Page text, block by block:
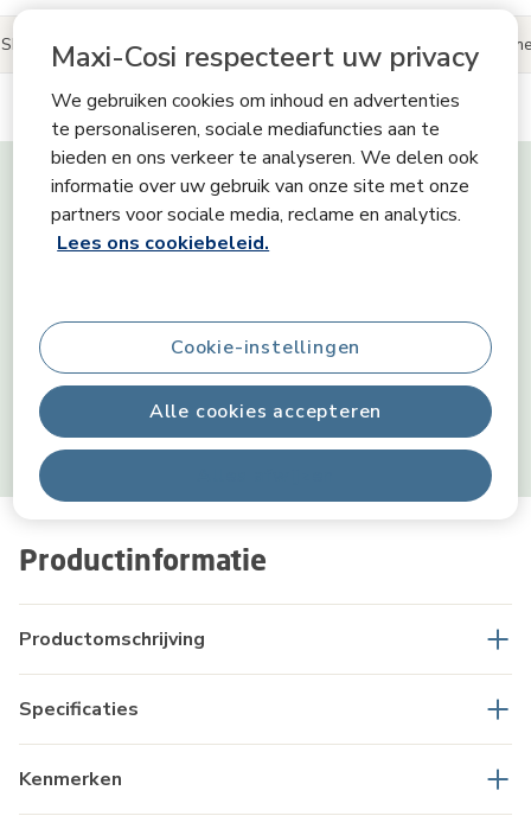
Maxi-Cosi respecteert uw privacy
We gebruiken cookies om inhoud en advertenties
te personaliseren, sociale mediafuncties aan te
bieden en ons verkeer te analyseren. We delen ook
informatie over uw gebruik van onze site met onze
partners voor sociale media, reclame en analytics.
Lees ons cookiebeleid.
Alle cookies accepteren
Cookie-instellingen
Productinformatie
Productomschrijving
Specificaties
Kenmerken
Productinformatie Reviews Deel je Maxi-Cosi-
Tiny Skills
Zintuigen
Cognitie
Motoriek